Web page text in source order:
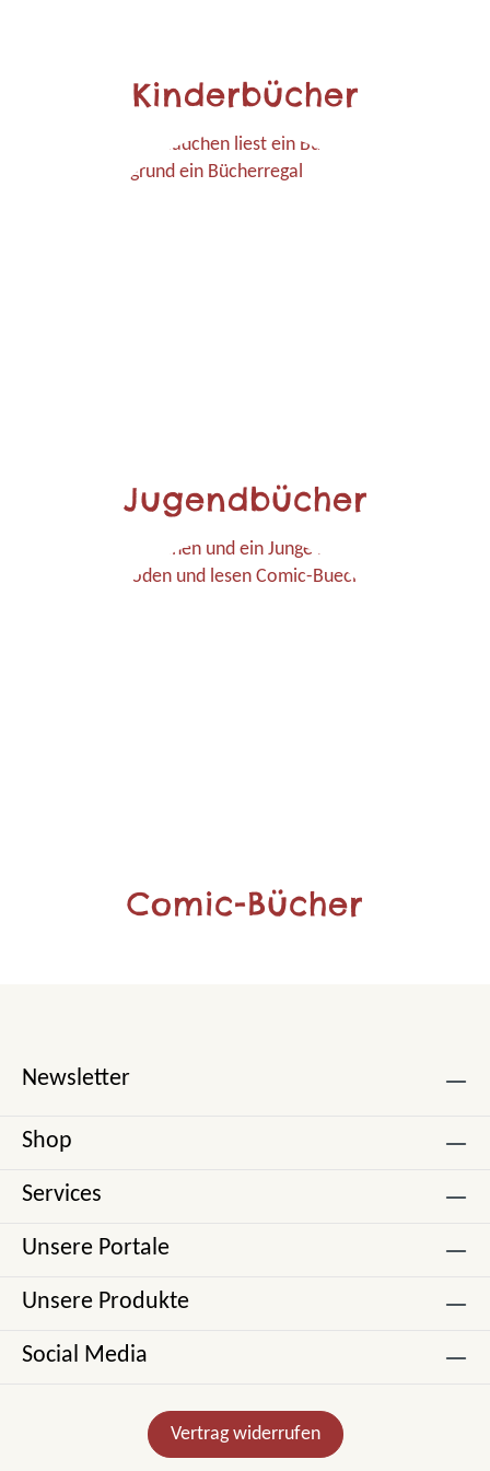
Kinderbücher
Jugendbücher
Comic-Bücher
Newsletter
Shop
Services
Unsere Portale
Unsere Produkte
Social Media
Vertrag widerrufen